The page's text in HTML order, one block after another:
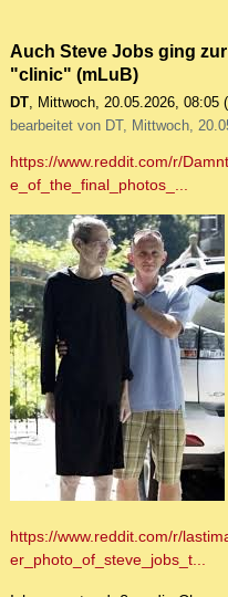
Auch Steve Jobs ging
"clinic" (mLuB)
DT, Mittwoch, 20.05.2026, 08:05
bearbeitet von DT, Mittwoch,
https://www.reddit.com/r/
e_of_the_final_photos_...
https://www.reddit.com/r/
er_photo_of_steve_jobs_t...